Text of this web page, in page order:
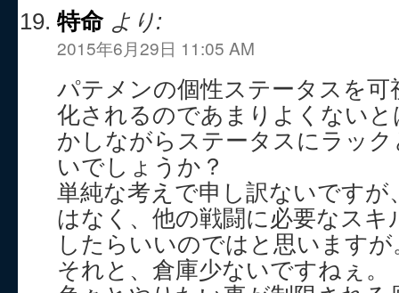
特命 より:
2015年6月29日 11:05 AM
パテメンの個性ステータスを可
化されるのであまりよくない
かしながらステータスにラッ
いでしょうか？
単純な考えで申し訳ないです
はなく、他の戦闘に必要なス
したらいいのではと思いますが
それと、倉庫少ないですねぇ。